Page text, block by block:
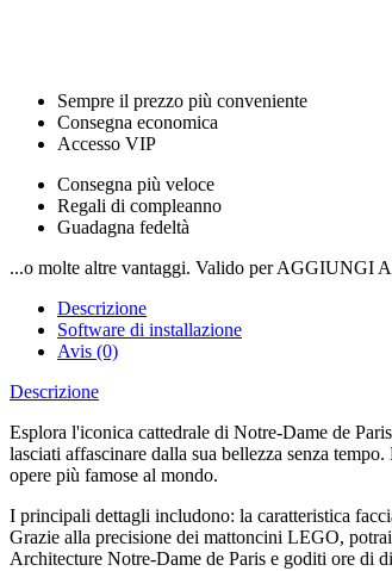
Sempre il prezzo più conveniente
Consegna economica
Accesso VIP
Consegna più veloce
Regali di compleanno
Guadagna fedeltà
...o molte altre vantaggi. Valido per AGGIUNGI
Descrizione
Software di installazione
Avis (0)
Descrizione
Esplora l'iconica cattedrale di Notre-Dame de
lasciati affascinare dalla sua bellezza senza
opere più famose al mondo.
I principali dettagli includono: la caratteristica
Grazie alla precisione dei mattoncini LEGO,
Architecture Notre-Dame de Paris e goditi ore di